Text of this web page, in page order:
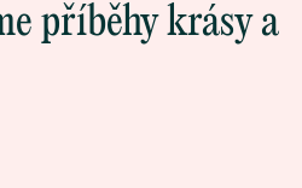
příběhy krásy a